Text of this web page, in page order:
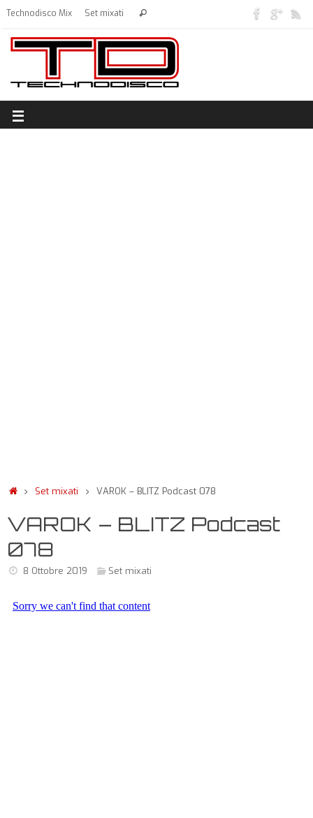
Technodisco Mix Set mixati
Set mixati VAROK – BLITZ Podcast 078
VAROK – BLITZ Podcast
078
8 Ottobre 2019 Set mixati